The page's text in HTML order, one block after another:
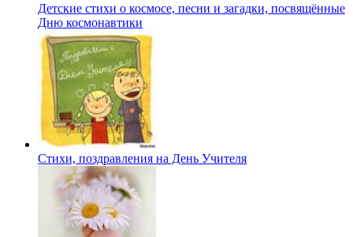
Детские стихи о космосе, песни и загадки, посвящённые
Дню космонавтики
Стихи, поздравления на День Учителя